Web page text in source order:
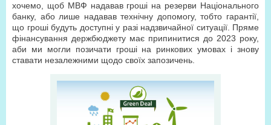
хочемо, щоб МВФ надавав гроші на резерви Національного
банку, або лише надавав технічну допомогу, тобто гарантії,
що гроші будуть доступні у разі надзвичайної ситуації. Пряме
фінансування держбюджету має припинитися до 2023 року,
аби ми могли позичати гроші на ринкових умовах і знову
ставати незалежними щодо своїх запозичень.